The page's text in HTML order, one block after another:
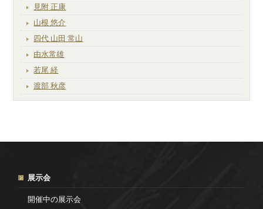
見附 正康
山根 悠介
四代 山田 常山
由水常雄
若尾 経
渡部 秋彦
展示会
開催中の展示会